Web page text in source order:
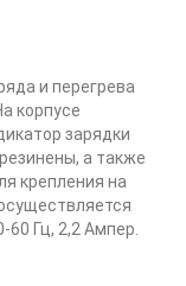
и перегрева
корпусе
зарядки
а также
крепления на
60 Гц, 2,2 Ампер.